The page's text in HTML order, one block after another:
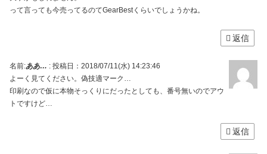
って言っても今売ってるのてGearBestくらいでしょうかね。
返信
名前:ああ… : 投稿日：2018/07/11(水) 14:23:46
よーく見てください。偽技適マーク…
印刷なので仮に本物そっくりにだったとしても、番号無いのでアウ
トですけど…
返信